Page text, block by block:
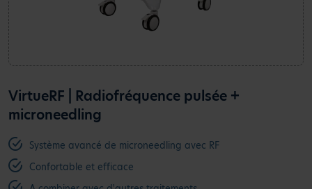
VirtueRF | Radiofréquence pulsée +
microneedling
Système avancé de microneedling avec RF
Confortable et efficace